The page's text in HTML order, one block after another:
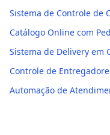
Sistema de Controle de
Catálogo Online com
Sistema de Delivery em
Controle de
Automação de